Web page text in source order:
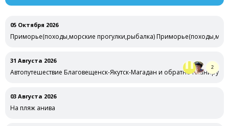
05 Октября 2026
Приморье(походы,морские прогулки,рыбалка)
31 Августа 2026
Автопутешествие Благовещенск-Якутск-Магадан и обратно Планирую
2
03 Августа 2026
На пляж анива